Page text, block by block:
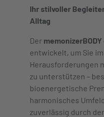
Ihr stilvoller
Alltag
Der
entwickelt, um Sie
Herausforderungen
zu unterstützen –
bioenergetische
harmonisches
zuverlässig durch